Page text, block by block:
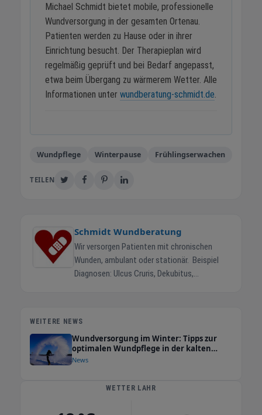
Michael Schmidt bietet mobile, professionelle
Wundversorgung in der gesamten Ortenau.
Patienten werden zu Hause oder in ihrer
Einrichtung besucht. Der Therapieplan wird
regelmäßig geprüft und bei Bedarf angepasst,
etwa beim Übergang zu wärmerem Wetter. Alle
Informationen unter wundberatung-schmidt.de
Wundpflege Winterpause Frühlingserwachen
TEILEN
Schmidt Wundberatung
Wir versorgen Patienten mit chronischen
Wunden, ambulant oder stationär. Beispiel
Diagnosen: Ulcus Cruris, Dekubitus,
und ähnlichen. Unsere Aufgabe ist eine
professionelle und interdisziplinäre
Versorgung von Wunden durch unsere
WEITERE NEWS
Wundversorgung im Winter: Tipps zur
optimalen Wundpflege in der kalten
Jahreszeit
News
WETTER LAHR